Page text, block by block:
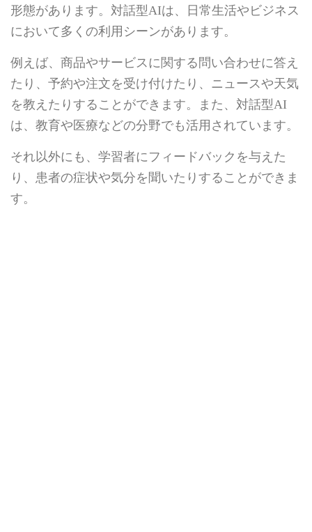
形態があります。対話型AIは、日常生活やビジネス
において多くの利用シーンがあります。
例えば、商品やサービスに関する問い合わせに答え
たり、予約や注文を受け付けたり、ニュースや天気
を教えたりすることができます。また、対話型AI
は、教育や医療などの分野でも活用されています。
それ以外にも、学習者にフィードバックを与えた
り、患者の症状や気分を聞いたりすることができま
す。